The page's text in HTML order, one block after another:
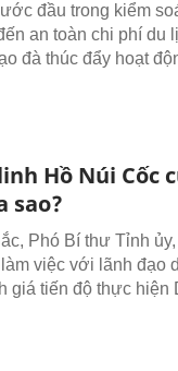
đầu trong kiểm
an toàn chi phí du
đà thúc đẩy hoạt
Hồ Núi Cốc
sao?
Phó Bí thư Tỉnh
việc với lãnh đạo
giá tiến độ thực hiện